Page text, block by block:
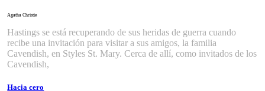
Agatha Christie
Hastings se está recuperando de sus heridas de guerra cuando
recibe una invitación para visitar a sus amigos, la familia
Cavendish, en Styles St. Mary. Cerca de allí, como invitados de los
Cavendish,
Hacia cero